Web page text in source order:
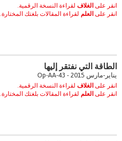
انقر على الغلاف لقراءة النسخة الرقمية.
انقر على العلم لقراءة المقالات بلغتك المختارة.
الطاقة التي نفتقر إليها
يناير-مارس 2015 - Op-AA-43
انقر على الغلاف لقراءة النسخة الرقمية.
انقر على العلم لقراءة المقالات بلغتك المختارة.